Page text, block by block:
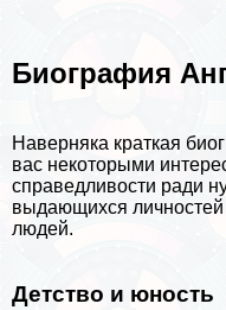
Биография
Наверняка краткая
вас некоторыми
справедливости ради
выдающихся
людей.
Детство и юность